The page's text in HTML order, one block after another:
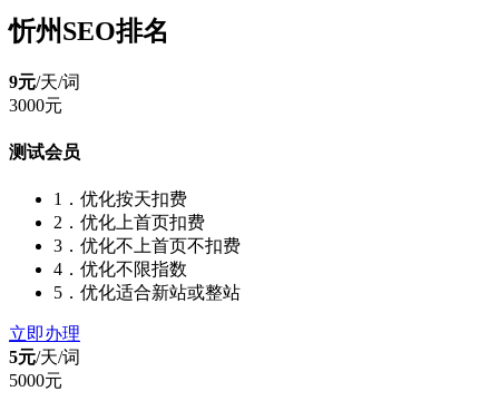
忻州SEO排名
9元/天/词
3000元
测试会员
1．优化按天扣费
2．优化上首页扣费
3．优化不上首页不扣费
4．优化不限指数
5．优化适合新站或整站
立即办理
5元/天/词
5000元